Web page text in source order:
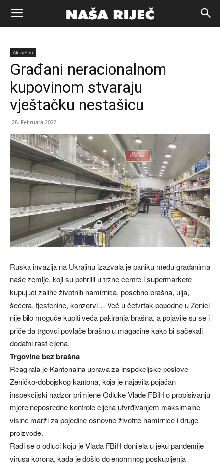
Naša
riječ
Zenica
Aktuelno
Građani neracionalnom
kupovinom stvaraju
vještačku nestašicu
28. Februara 2022.
Ruska invazija na Ukrajinu izazvala je paniku među građanima
naše zemlje, koji su pohrlili u tržne centre i supermarkete
kupujući zalihe životnih namirnica, posebno brašna, ulja,
šećera, tjestenine, konzervi… Već u četvrtak popodne u Zenici
nije bilo moguće kupiti veća pakiranja brašna, a pojavile su se i
priče da trgovci povlače brašno u magacine kako bi sačekali
dodatni rast cijena.
Trgovine bez brašna
Reagirala je Kantonalna uprava za inspekcijske poslove
Zeničko-dobojskog kantona, koja je najavila pojačan
inspekcijski nadzor primjene Odluke Vlade FBiH o propisivanju
mjere neposredne kontrole cijena utvrđivanjem maksimalne
visine marži za pojedine osnovne životne namirnice i druge
proizvode.
Radi se o odluci koju je Vlada FBiH donijela u jeku pandemije
virusa korona, kada je došlo do enormnog poskupljenja